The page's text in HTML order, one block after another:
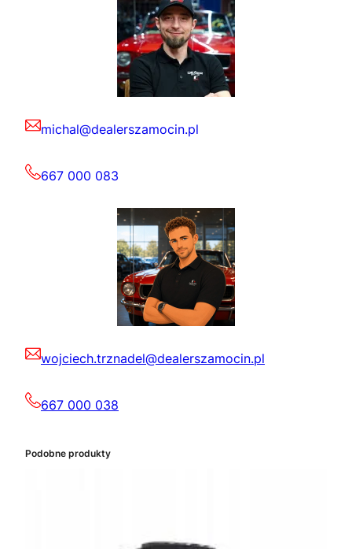
michal@dealerszamocin.pl
667 000 083
wojciech.trznadel@dealerszamocin.pl
667 000 038
Podobne produkty